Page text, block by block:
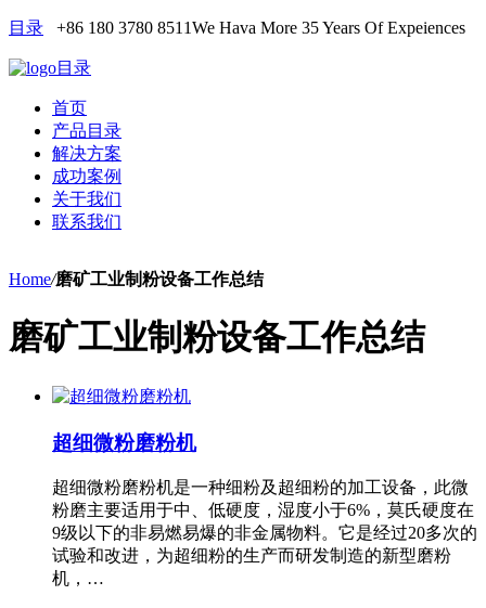
目录 +86 180 3780 8511We Hava More 35 Years Of Expeiences
目录
首页
产品目录
解决方案
成功案例
关于我们
联系我们
Home/磨矿工业制粉设备工作总结
磨矿工业制粉设备工作总结
超细微粉磨粉机
超细微粉磨粉机是一种细粉及超细粉的加工设备，此微
粉磨主要适用于中、低硬度，湿度小于6%，莫氏硬度在
9级以下的非易燃易爆的非金属物料。它是经过20多次的
试验和改进，为超细粉的生产而研发制造的新型磨粉
机，…